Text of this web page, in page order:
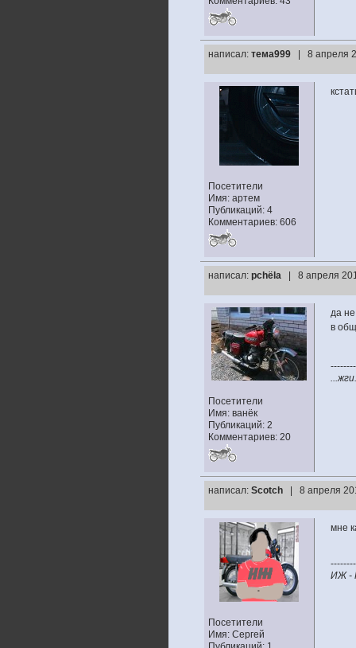
написал: тема999 | 8 апреля
Посетители
Имя: артем
Публикаций: 4
Комментариев: 606
написал: pchёla | 8 апреля
Посетители
Имя: ванёк
Публикаций: 2
Комментариев: 20
да
в
написал: Scotch | 8 апреля
Посетители
Имя: Сергей
мне
ИЖ -